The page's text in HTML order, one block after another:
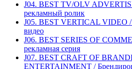
J04. BEST TV/OLV
рекламный ролик
J05. BEST VERTICAL VIDEO /
видео
J06. BEST SERIES OF
рекламная серия
J07. BEST CRAFT OF
ENTERTAINMENT /